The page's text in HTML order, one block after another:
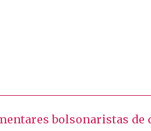
bolsonaristas de